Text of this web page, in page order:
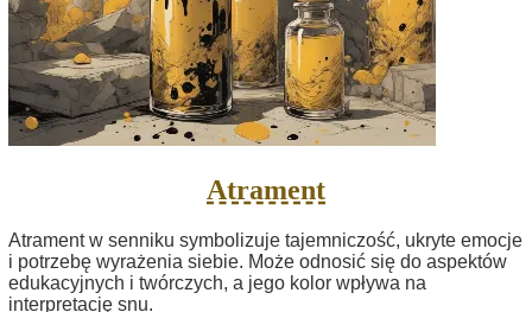
Atrament
Atrament w senniku symbolizuje tajemniczość, ukryte emocje
i potrzebę wyrażenia siebie. Może odnosić się do aspektów
edukacyjnych i twórczych, a jego kolor wpływa na
interpretację snu.